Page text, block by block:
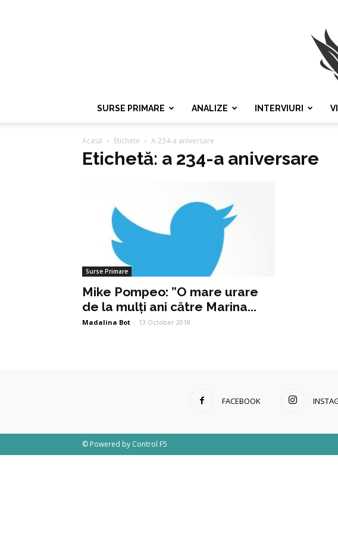
SURSE PRIMARE ANALIZE INTERVIURI
Acasă Etichete A 234-a aniversare
Etichetă: a 234-a aniversare
Surse Primare
Mike Pompeo: ”O mare urare
de la mulți ani către Marina...
Madalina Bot - 13 October 2018
FACEBOOK
© Powered by Control F5